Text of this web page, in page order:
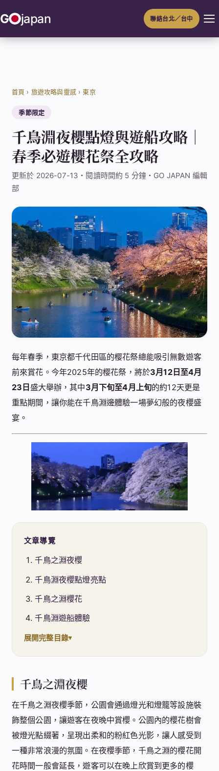
至
G japan 聯絡台北／台中
首頁 › 旅遊攻略與靈感›東京
季節限定
千鳥淵夜櫻點燈與遊船攻略｜
春季必遊櫻花祭全攻略
更新於 2026-07-13・閱讀時間約 5 分鐘・GO JAPAN 編輯
部
每年春季，東京都千代田區的樱花祭總能吸引無數遊客
前來賞花。今年2025年的樱花祭，將於3月12日至4月
23日盛大舉辦，其中3月下旬至4月上旬的約12天更是
重點期間，讓你能在千鳥淵邊體驗一場夢幻般的夜櫻盛
宴。
文章導覽
千鳥之淵夜櫻
千鳥淵夜櫻點燈亮點
千鳥之淵櫻花
千鳥淵遊船體驗
展開完整目錄
千鳥之淵夜櫻
在千鳥之淵夜櫻季節，公園會通過燈光和燈籠等設施裝
飾整個公園，讓遊客在夜晚中賞櫻。公園內的櫻花樹會
被燈光點綴著，呈現出柔和的粉紅色光影，讓人感受到
一種非常浪漫的氛圍。在夜櫻季節，千鳥之淵的櫻花開
花時間一般會延長，遊客可以在晚上欣賞到更多的櫻